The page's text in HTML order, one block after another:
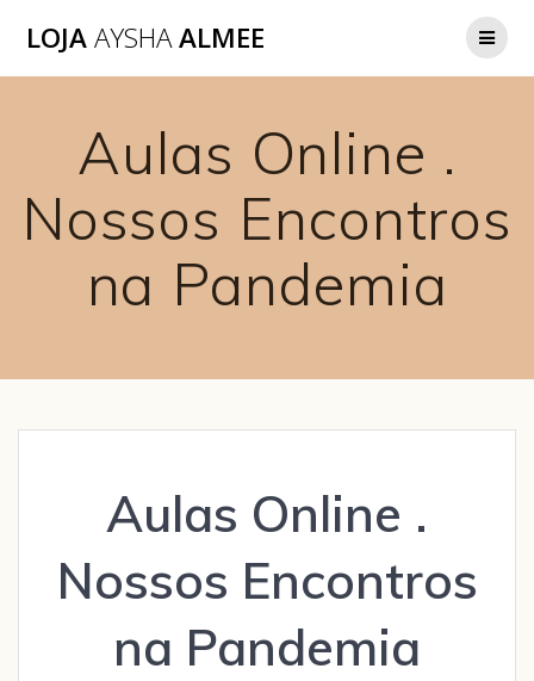
LOJAAYSHAALMEE
Aulas Online .
Nossos Encontros
na Pandemia
Aulas Online .
Nossos Encontros
na Pandemia